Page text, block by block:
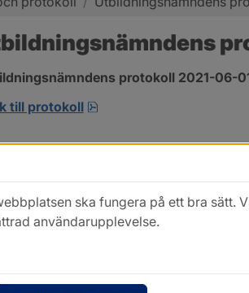
protokoll 2021-06-
till protokoll
pdf, 1.3 MB, öppnas i
ska fungera på ett bra sätt.
användarupplevelse.